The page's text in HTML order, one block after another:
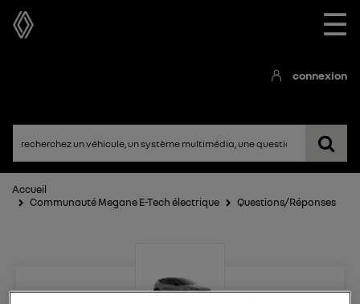
☰
connexion
Accueil
Communauté Megane E-Tech électrique
Questions/Réponses